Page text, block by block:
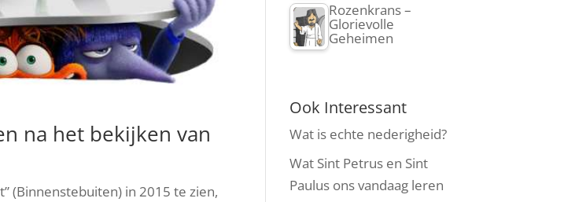
na het bekijken van
(Binnenstebuiten) in 2015 te zien,
Rozenkrans –
Glorievolle
Geheimen
Ook Interessant
Wat is echte nederigheid?
Wat Sint Petrus en Sint
Paulus ons vandaag leren